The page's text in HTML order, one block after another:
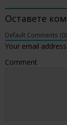
Оставете
Default Comments (0)
Your email
Comment